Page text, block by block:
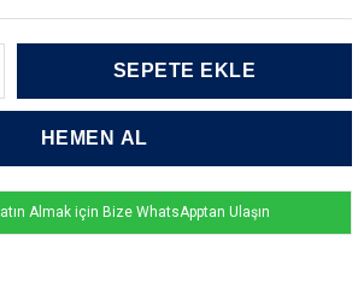
Almak için Bize WhatsApptan Ulaşın